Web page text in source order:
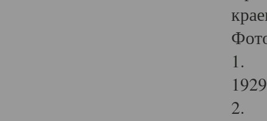
1.
2.